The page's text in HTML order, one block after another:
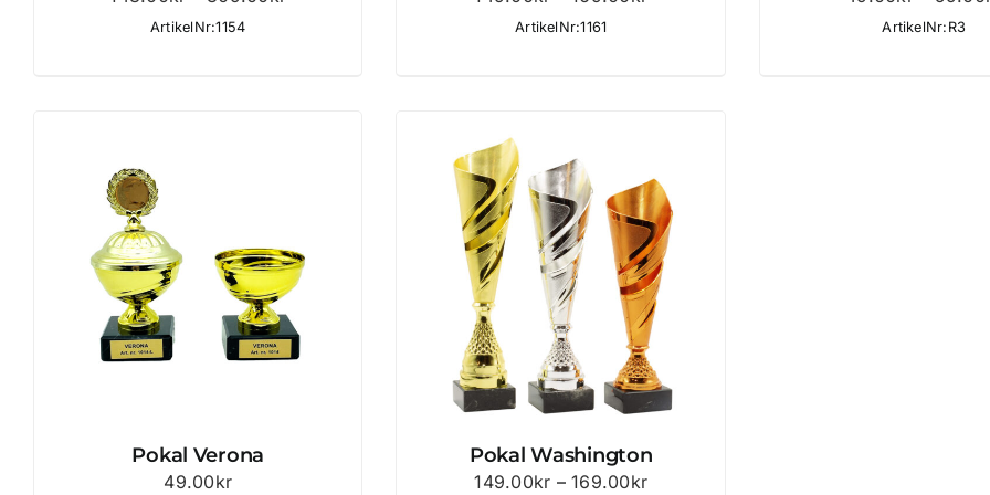
ArtikelNr:1154 ArtikelNr:1161 ArtikelNr:R3
Pokal Verona
49.00kr
Pokal Washington
149.00kr – 169.00krPrisintervall: